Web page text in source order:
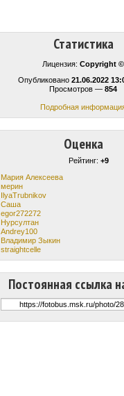
Статистика
Лицензия: Copyright ©
Опубликовано 21.06.2022
Просмотров — 854
Подробная
Оценка
Рейтинг: +9
Мария Алексеева
мерин
IlyaTrubnikov
Саша
egor272272
Нурсултан
Andrey100
Владимир Зыкин
straightcelle
Постоянная ссылка